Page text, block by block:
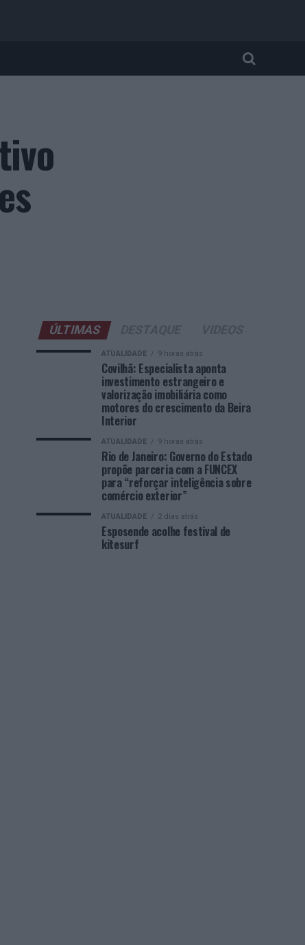
ÚLTIMAS
ATUALIDADE 9 horas atrás
Covilhã: Especialista aponta
investimento estrangeiro e
valorização imobiliária como
motores do crescimento da Beira
Interior
ATUALIDADE 9 horas atrás
Rio de Janeiro: Governo do Estado
propõe parceria com a FUNCEX
para “reforçar inteligência sobre
comércio exterior”
ATUALIDADE 2 dias atrás
Esposende acolhe festival de
kitesurf